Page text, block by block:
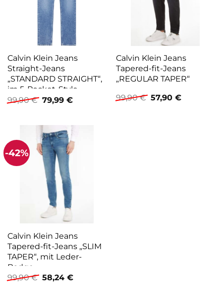
Calvin Klein Jeans
Straight-Jeans
„STANDARD STRAIGHT“,
im 5-Pocket-Style
99,90€ Ursprünglicher
Preis
99,90 €
79,99 €Aktueller
79,99 €.
Calvin Klein Jeans
Tapered-fit-Jeans
„REGULAR TAPER“
99,90€ Ursprünglicher
Preis
57,90 €Aktueller
-42%
Calvin Klein Jeans
Tapered-fit-Jeans „SLIM
TAPER“, mit Leder-
Badge
99,90€ Ursprünglicher
Preis
58,24 €Aktueller